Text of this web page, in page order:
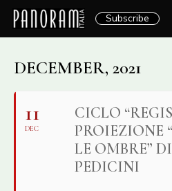
Skip
content
Subscribe
DECEMBER, 2021
11
DEC
CICLO
PROIEZIONE
LE OMBRE”
PEDICINI